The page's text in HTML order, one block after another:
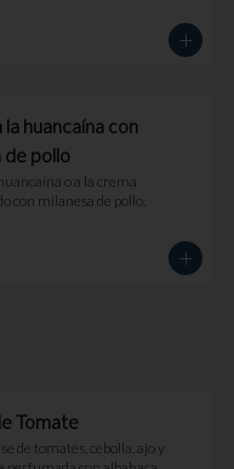
la huancaína con
de pollo
o a la crema
con milanesa de pollo.
Tomate
de tomates, cebolla, ajo y